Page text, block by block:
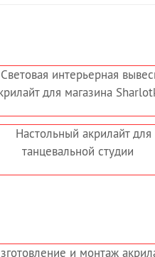
АКРИЛАЙТ,
С
КОМПАНИИ
АКРИЛАЙТ,
ВЫВЕСКА